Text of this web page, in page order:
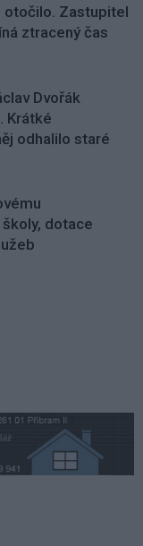
otočilo. Zastupitel
ztracený čas
Dvořák
Krátké
odhalilo staré
dotace